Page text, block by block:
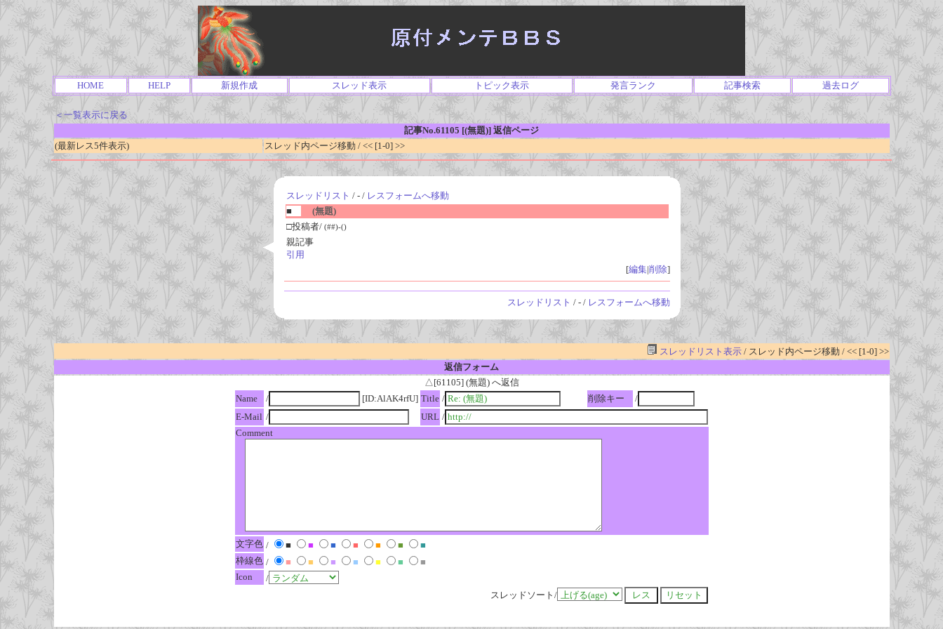
HOME HELP 新規作成 スレッド表示 トピック表示 発言ランク 記事検索 過去ログ
＜一覧表示に戻る
記事No.61105 [(無題)] 返信ページ
(最新レス5件表示)
スレッド内ページ移動 / << [1-0] >>
スレッドリスト / - / レスフォームへ移動
■
(無題)
□投稿者/ (##)-()
親記事
引用
[編集|削除]
スレッドリスト / - / レスフォームへ移動
スレッドリスト表示/ スレッド内ページ移動 / << [1-0] >>
返信フォーム
△[61105] (無題) へ返信
Name
/ [ID:AlAK4rfU] Title / 削除キー
/
E-Mail / URL /
Comment
文字色 / ■ ■ ■ ■ ■ ■
■
枠線色 / ■ ■ ■ ■ ■ ■
■
Icon
/
スレッドソート/